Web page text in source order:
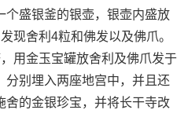
个盛银釜的银壶，银壶内盛放
现舍利4粒和佛发以及佛爪。
用金玉宝罐放舍利及佛爪发于
别埋入两座地宫中，并且还
舍的金银珍宝，并将长干寺改